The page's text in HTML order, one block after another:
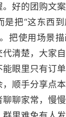
好的团购文
是把“这东西
把使用场景
清楚，大家自
眼里只有订
顺手分享点本
聊家常，慢